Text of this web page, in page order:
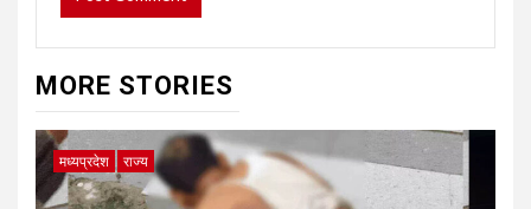
MORE STORIES
मध्यप्रदेश राज्य